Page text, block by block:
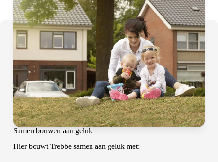
Samen bouwen aan geluk
Hier bouwt Trebbe samen aan geluk met: